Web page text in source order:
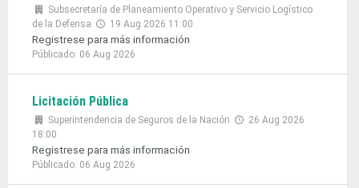
Subsecretaría de Planeamiento Operativo y Servicio Logístico
de la Defensa
19 Aug 2026 11:00
Registrese para más información
Públicado: 06 Aug 2026
Licitación Pública
Superintendencia de Seguros de la Nación
26 Aug 2026
18:00
Registrese para más información
Públicado: 06 Aug 2026